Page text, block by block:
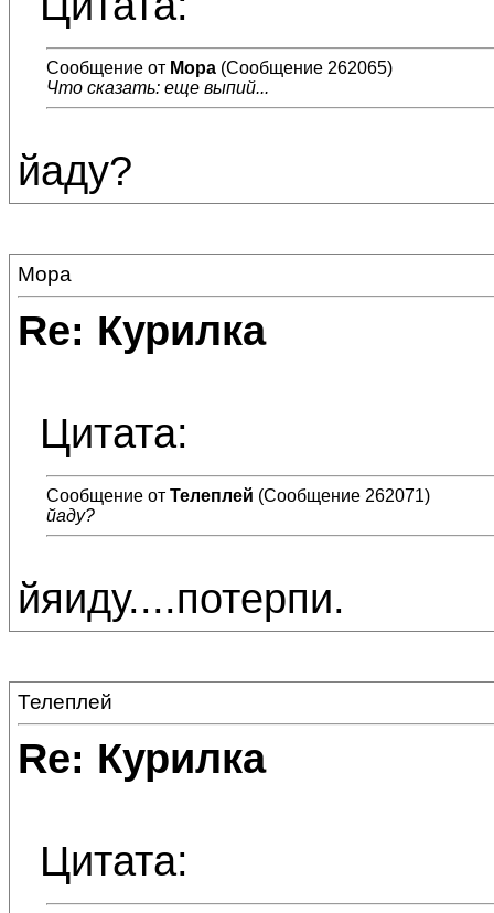
Сообщение от Мора (Сообщение 262065)
Что сказать: еще выпий...
йаду?
Мора
Re: Курилка
Цитата:
Сообщение от Телеплей (Сообщение 262071)
йаду?
йяиду....потерпи.
Телеплей
Re: Курилка
Цитата: